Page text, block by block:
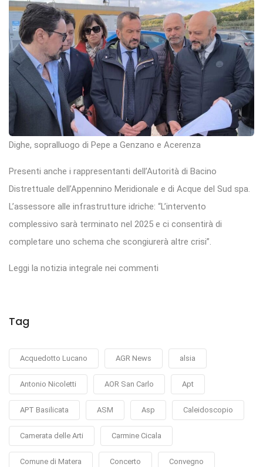
Dighe, sopralluogo di Pepe a Genzano e Acerenza
Presenti anche i rappresentanti dell’Autorità di Bacino
Distrettuale dell’Appennino Meridionale e di Acque del Sud spa.
L’assessore alle infrastrutture idriche: “L’intervento
complessivo sarà terminato nel 2025 e ci consentirà di
completare uno schema che scongiurerà altre crisi”.
Leggi la notizia integrale nei commenti
Tag
Acquedotto Lucano AGR News alsia
Antonio Nicoletti AOR San Carlo Apt
APT Basilicata ASM Asp Caleidoscopio
Camerata delle Arti Carmine Cicala
Comune di Matera Concerto Convegno